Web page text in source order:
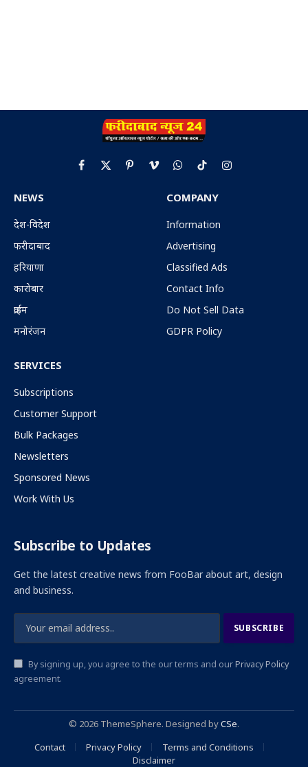
Facebook
X
PinterestVimeoWhatsApp
TikTokInstagram
NEWS
देश-विदेश
फरीदाबाद
हरियाणा
कारोबार
क्राईम
मनोरंजन
COMPANY
Information
Advertising
Classified Ads
Contact Info
Do Not Sell Data
GDPR Policy
SERVICES
Subscriptions
Customer Support
Bulk Packages
Newsletters
Sponsored News
Work With Us
Subscribe to Updates
Get the latest creative news from FooBar about art, design
and business.
By signing up, you agree to the our terms and ourPrivacy Policy
agreement.
© 2026 ThemeSphere. Designed byCSe.
Contact
Privacy Policy
Terms and Conditions
Disclaimer